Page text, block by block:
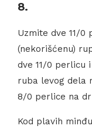
8.
Uzmite dve 11/
(nekorišćenu)
dve 11/0 perlicu
ruba levog dela
8/0 perlice na
Kod plavih